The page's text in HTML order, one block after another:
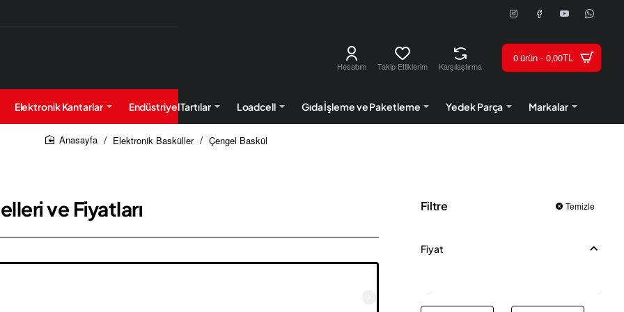
Hesabım Takip Ettiklerim Karşılaştırma
0 ürün - 0,00TL
Elektronik Kantarlar Endüstriyel Tartılar Loadcell Gıda İşleme ve Paketleme Yedek Parça Markalar
home
Elektronik Basküller Çengel Baskül
ve Fiyatları Filtre Temizle
Fiyat